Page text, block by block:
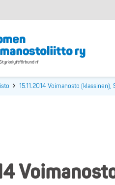
15.11.2014 Voimanosto (klassinen),